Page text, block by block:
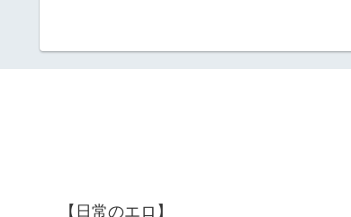
【日常のエロ】